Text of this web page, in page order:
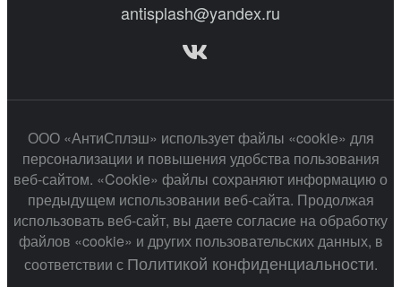
antisplash@yandex.ru
ООО «АнтиСплэш» использует файлы «cookie» для
персонализации и повышения удобства пользования
веб-сайтом. «Cookie» файлы сохраняют информацию о
предыдущем использовании веб-сайта. Продолжая
использовать веб-сайт, вы даете согласие на обработку
файлов «cookie» и других пользовательских данных, в
соответствии с Политикой конфиденциальности.